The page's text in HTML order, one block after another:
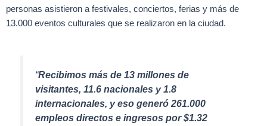
personas asistieron a festivales, conciertos, ferias y más de
13.000 eventos culturales que se realizaron en la ciudad.
“Recibimos más de 13 millones de
visitantes, 11.6 nacionales y 1.8
internacionales, y eso generó 261.000
empleos directos e ingresos por $1.32